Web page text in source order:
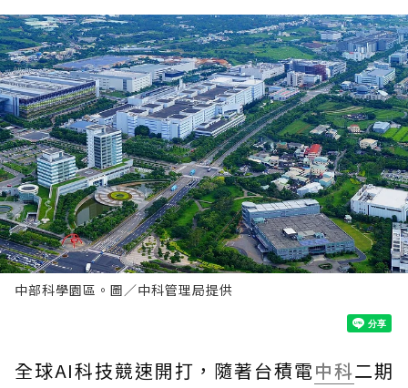
中部科學園區。圖／中科管理局提供
全球AI科技競速開打，隨著台積電中科二期